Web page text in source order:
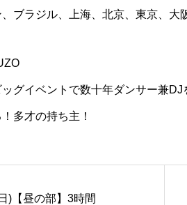
ブラジル、上海、北京、東京、大
グイベントで数十年ダンサー兼
多才の持ち主！
)【昼の部】3時間